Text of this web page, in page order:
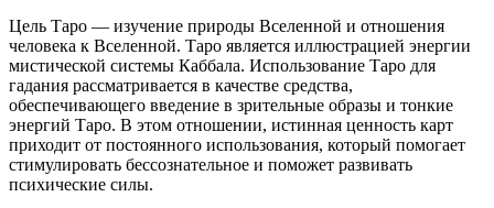
Цель Таро — изучение природы Вселенной и отношения
человека к Вселенной. Таро является иллюстрацией энергии
мистической системы Каббала. Использование Таро для
гадания рассматривается в качестве средства,
обеспечивающего введение в зрительные образы и тонкие
энергий Таро. В этом отношении, истинная ценность карт
приходит от постоянного использования, который помогает
стимулировать бессознательное и поможет развивать
психические силы.